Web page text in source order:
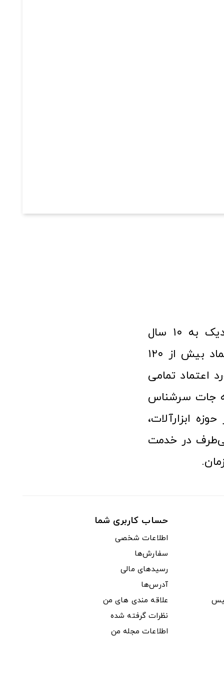
فروشگاه آنلاین ابزار و تجهیزات صنعتی کولیس با افتخار نزدیک به ۱۰ سال
فعالیت در عرصه ابزارآلات و کالاهای صنعتی توانسته مورد اعتماد بیش از ۱۲۰
اعتماد تمامی
جات سرشناس
ابزارآلات،
در خدمت
حساب کاربری شما
اطلاعات شخصی
سفارش‌ها
رسیدهای مالی
آدرس‌ها
علاقه مندی های من
نظرات گرفته شده
اطلاعات مجله من